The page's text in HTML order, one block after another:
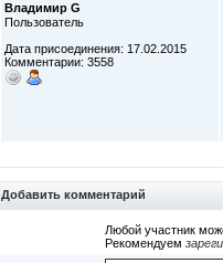
Владимир G
Пользователь
Дата присоединения: 17.02.2015
Комментарии: 3558
Добавить комментарий
Любой участник
Рекомендуем